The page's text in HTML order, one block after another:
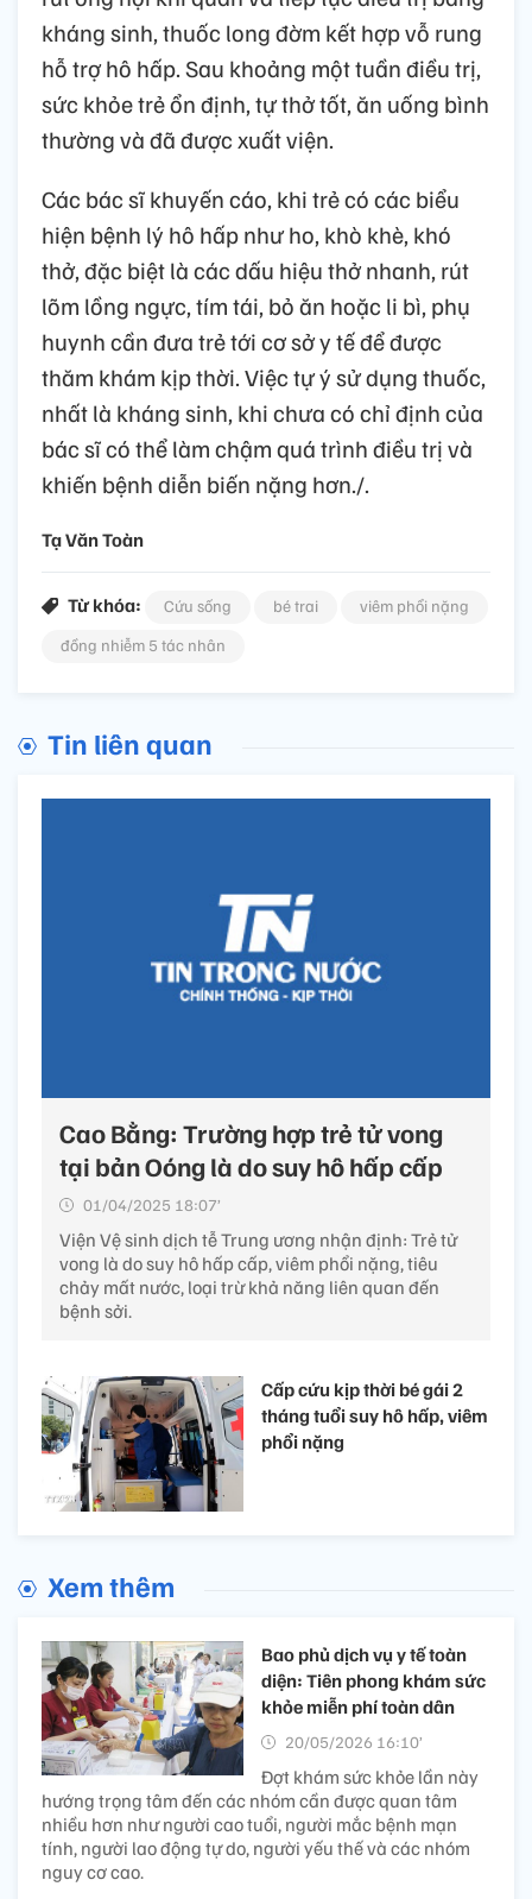
kháng sinh, thuốc long đờm kết hợp vỗ rung
hỗ trợ hô hấp. Sau khoảng một tuần điều trị,
sức khỏe trẻ ổn định, tự thở tốt, ăn uống bình
thường và đã được xuất viện.
Các bác sĩ khuyến cáo, khi trẻ có các biểu
hiện bệnh lý hô hấp như ho, khò khè, khó
thở, đặc biệt là các dấu hiệu thở nhanh, rút
lõm lồng ngực, tím tái, bỏ ăn hoặc li bì, phụ
huynh cần đưa trẻ tới cơ sở y tế để được
thăm khám kịp thời. Việc tự ý sử dụng thuốc,
nhất là kháng sinh, khi chưa có chỉ định của
bác sĩ có thể làm chậm quá trình điều trị và
khiến bệnh diễn biến nặng hơn./.
Tạ Văn Toàn
Từ khóa: Cứu sống bé trai
viêm phổi nặng
đồng nhiễm 5 tác nhân
Tin liên quan
Cao Bằng: Trường hợp trẻ tử vong
tại bản Oóng là do suy hô hấp cấp
01/04/2025 18:07’
Viện Vệ sinh dịch tễ Trung ương nhận định: Trẻ tử
vong là do suy hô hấp cấp, viêm phổi nặng, tiêu
chảy mất nước, loại trừ khả năng liên quan đến
bệnh sởi.
Cấp cứu kịp thời bé gái 2
tháng tuổi suy hô hấp, viêm
phổi nặng
Xem thêm
Bao phủ dịch vụ y tế toàn
diện: Tiên phong khám sức
khỏe miễn phí toàn dân
20/05/2026 16:10’
Đợt khám sức khỏe lần này
hướng trọng tâm đến các nhóm cần được quan tâm
nhiều hơn như người cao tuổi, người mắc bệnh mạn
tính, người lao động tự do, người yếu thế và các nhóm
nguy cơ cao.